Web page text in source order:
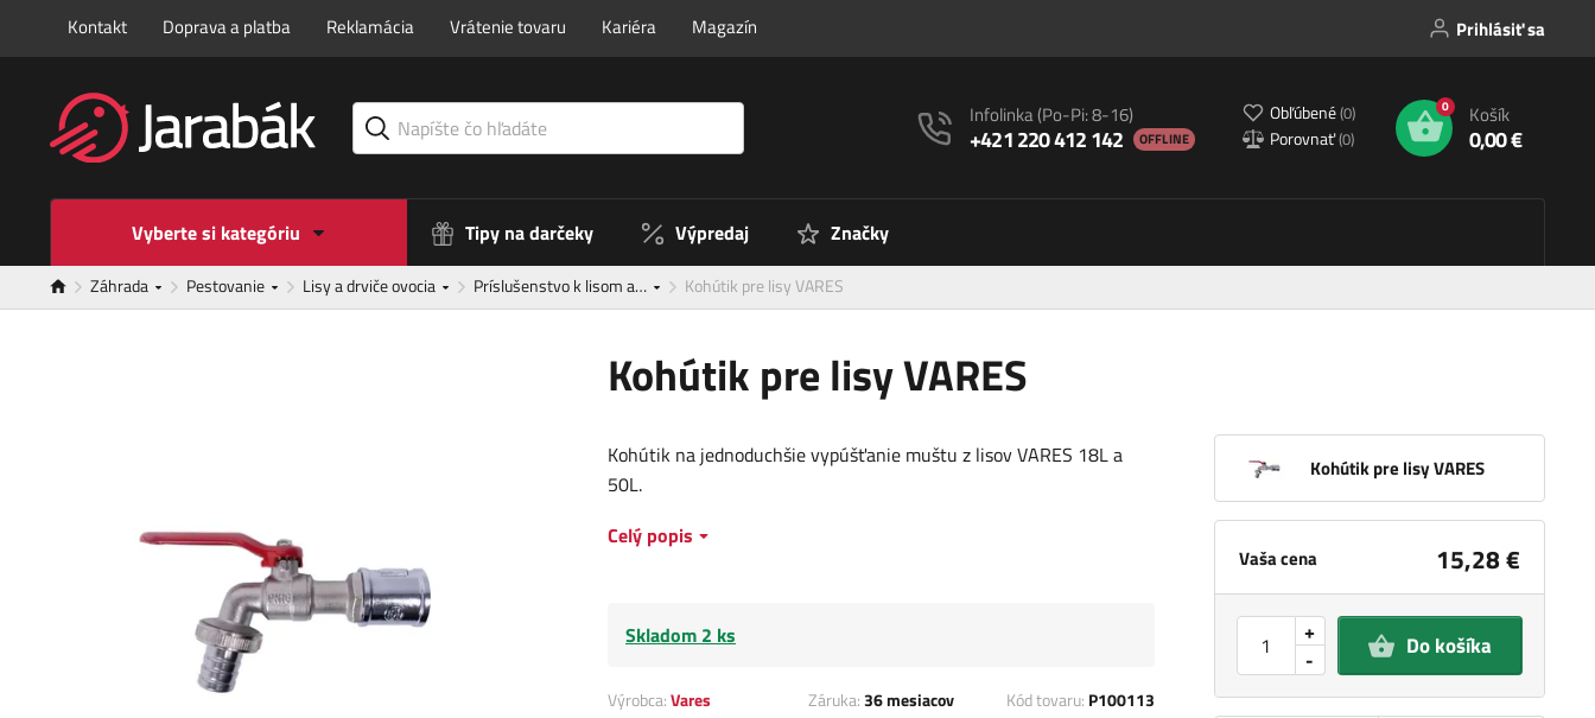
Kontakt Doprava a platba Reklamácia Vrátenie tovaru Kariéra Magazín Prihlásiť sa
Infolinka(Po-Pi: 8-16)
+421 220 412 142 OFFLINE
Obľúbené(0)
Porovnať(0)
0 Košík
0,00 €
Vyberte si kategóriu Tipy na darčeky Výpredaj Značky
Záhrada Pestovanie Lisy a drviče ovocia Príslušenstvo k lisom a… Kohútik pre lisy VARES
Kohútik pre lisy VARES
Kohútik pre lisy VARES
Vaša cena 15,28 €
-
+ Do košíka
Kohútik na jednoduchšie vypúšťanie muštu z lisov VARES 18L a
50L.
Celý popis
Skladom 2 ks
Výrobca:Vares Záruka:36 mesiacov Kód tovaru: P100113